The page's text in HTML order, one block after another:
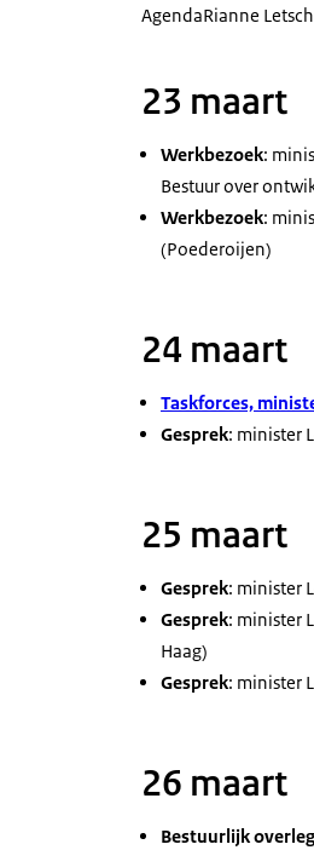
AgendaRianne
23 maart
Werkbezoek:
Bestuur over
Werkbezoek:
(Poederoijen)
24 maart
Taskforces,
Gesprek: minister
25 maart
Gesprek: minister
Gesprek: minister
Haag)
Gesprek: minister
26 maart
Bestuurlijk overleg